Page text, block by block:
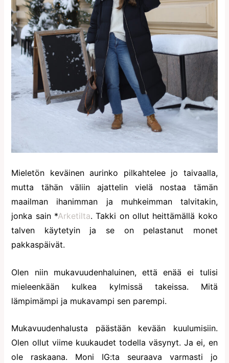
Mieletön keväinen aurinko pilkahtelee jo taivaalla,
mutta tähän väliin ajattelin vielä nostaa tämän
maailman ihanimman ja muhkeimman talvitakin,
jonka sain *Arketilta. Takki on ollut heittämällä koko
talven käytetyin ja se on pelastanut monet
pakkaspäivät.
Olen niin mukavuudenhaluinen, että enää ei tulisi
mieleenkään kulkea kylmissä takeissa. Mitä
lämpimämpi ja mukavampi sen parempi.
Mukavuudenhalusta päästään kevään kuulumisiin.
Olen ollut viime kuukaudet todella väsynyt. Ja ei, en
ole raskaana. Moni IG:ta seuraava varmasti jo